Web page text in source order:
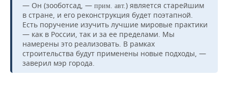
— Он (зооботсад, — прим. авт.) является старейшим
в стране, и его реконструкция будет поэтапной.
Есть поручение изучить лучшие мировые практики
— как в России, так и за ее пределами. Мы
намерены это реализовать. В рамках
строительства будут применены новые подходы, —
заверил мэр города.